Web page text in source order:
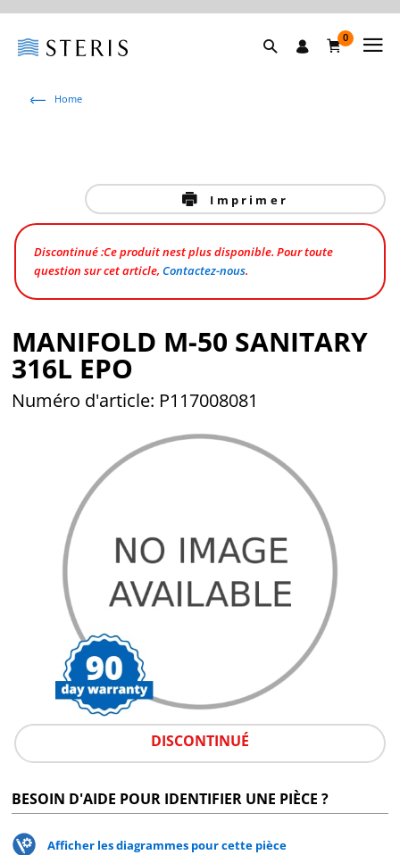
0
Home
Imprimer
Discontinué :Ce produit nest plus disponible. Pour toute
question sur cet article,Contactez-nous.
MANIFOLD M-50 SANITARY
316L EPO
Numéro d'article: P117008081
DISCONTINUÉ
BESOIN D'AIDE POUR IDENTIFIER UNE PIÈCE ?
Afficher les diagrammes pour cette pièce